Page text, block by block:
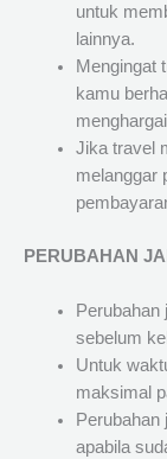
untuk
lainnya.
Mengingat
kamu
Jika travel
melanggar
PERUBAHAN
sebelum
Untuk
maksimal
Perubahan
apabila